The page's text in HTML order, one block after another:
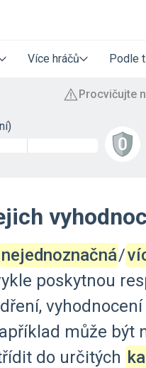
Více hráčů Podle
nejednoznačná‍/‌
poskytnou
vyhodnocení
může být
do určitých